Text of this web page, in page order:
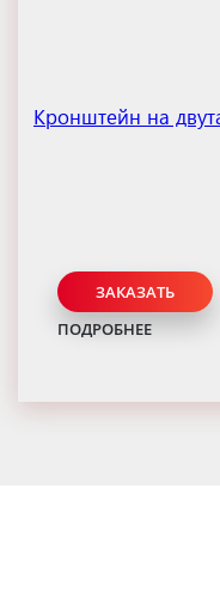
Кронштейн на
ЗАКАЗАТЬ
ПОДРОБНЕЕ